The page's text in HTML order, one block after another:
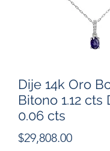
Dije 14k Oro
Bitono 1.12 cts
0.06 cts
$29,808.00Precio